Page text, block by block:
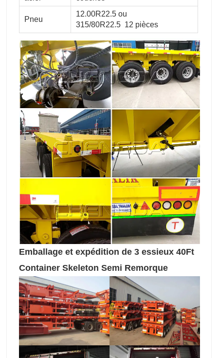
Pneu
12.00R22.5 ou
315/80R22.5 12 pièces
Emballage et expédition de 3 essieux 40Ft
Container Skeleton Semi Remorque